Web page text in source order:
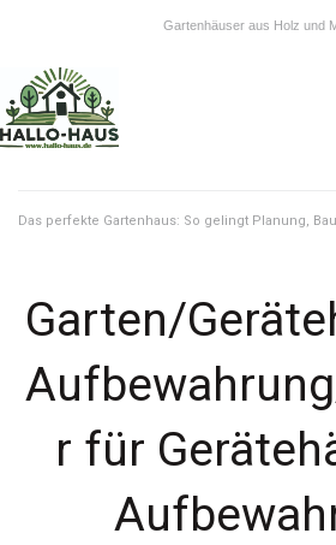
Gartenhäuser aus Holz und
Das perfekte Gartenhaus: So gelingt Planung,
Garten/
r für